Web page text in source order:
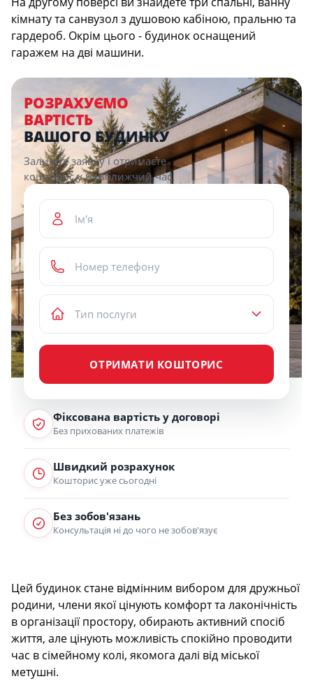
кімнату та санвузол з душовою кабіною, пральню та
гардероб. Окрім цього - будинок оснащений
гаражем на дві машини.
РОЗРАХУЄМО
ВАРТІСТЬ
ВАШОГО БУДИНКУ
Залиште заявку і отримаєте
кошторис у найближчий час.
ОТРИМАТИ КОШТОРИС
Фіксована вартість у договорі
Без прихованих платежів
Швидкий розрахунок
Кошторис уже сьогодні
Без зобов'язань
Консультація ні до чого не зобов'язує
Цей будинок стане відмінним вибором для дружньої
родини, члени якої цінують комфорт та лаконічність
в організації простору, обирають активний спосіб
життя, але цінують можливість спокійно проводити
час в сімейному колі, якомога далі від міської
метушні.